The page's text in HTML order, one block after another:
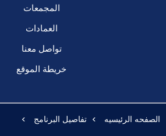
المجمعات
العمادات
تواصل معنا
خريطة الموقع
الصفحه الرئيسيه تفاصيل البرنامج